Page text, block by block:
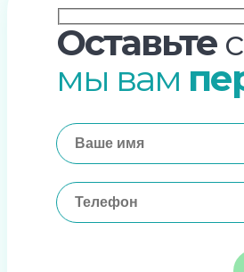
Оставьте
мы вам